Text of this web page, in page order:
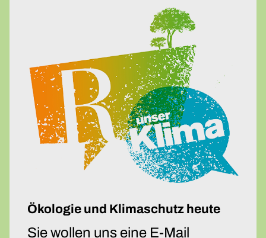
Ökologie und Klimaschutz heute
Sie wollen uns eine E-Mail